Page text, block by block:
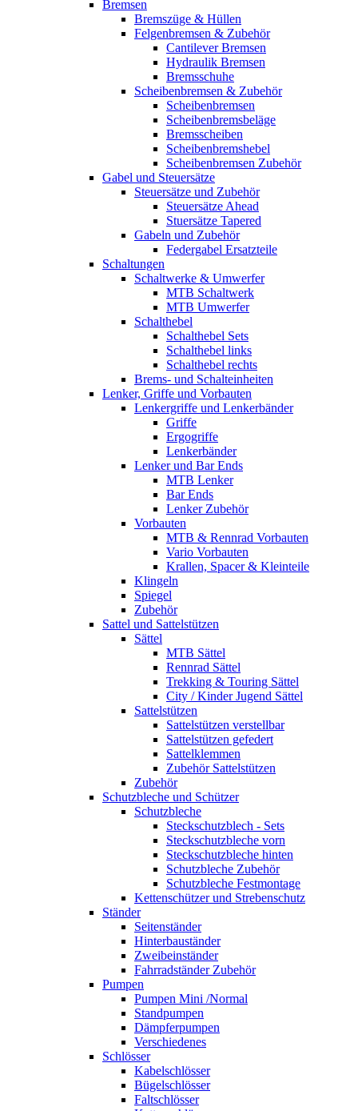
Bremsen
Bremszüge & Hüllen
Felgenbremsen & Zubehör
Cantilever Bremsen
Hydraulik Bremsen
Bremsschuhe
Scheibenbremsen & Zubehör
Scheibenbremsen
Scheibenbremsbeläge
Bremsscheiben
Scheibenbremshebel
Scheibenbremsen Zubehör
Gabel und Steuersätze
Steuersätze und Zubehör
Steuersätze Ahead
Stuersätze Tapered
Gabeln und Zubehör
Federgabel Ersatzteile
Schaltungen
Schaltwerke & Umwerfer
MTB Schaltwerk
MTB Umwerfer
Schalthebel
Schalthebel Sets
Schalthebel links
Schalthebel rechts
Brems- und Schalteinheiten
Lenker, Griffe und Vorbauten
Lenkergriffe und Lenkerbänder
Griffe
Ergogriffe
Lenkerbänder
Lenker und Bar Ends
MTB Lenker
Bar Ends
Lenker Zubehör
Vorbauten
MTB & Rennrad Vorbauten
Vario Vorbauten
Krallen, Spacer & Kleinteile
Klingeln
Spiegel
Zubehör
Sattel und Sattelstützen
Sättel
MTB Sättel
Rennrad Sättel
Trekking & Touring Sättel
City / Kinder Jugend Sättel
Sattelstützen
Sattelstützen verstellbar
Sattelstützen gefedert
Sattelklemmen
Zubehör Sattelstützen
Zubehör
Schutzbleche und Schützer
Schutzbleche
Steckschutzblech - Sets
Steckschutzbleche vorn
Steckschutzbleche hinten
Schutzbleche Zubehör
Schutzbleche Festmontage
Kettenschützer und Strebenschutz
Ständer
Seitenständer
Hinterbauständer
Zweibeinständer
Fahrradständer Zubehör
Pumpen
Pumpen Mini /Normal
Standpumpen
Dämpferpumpen
Verschiedenes
Schlösser
Kabelschlösser
Bügelschlösser
Faltschlösser